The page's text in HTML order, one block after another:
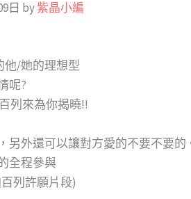
日 by紫晶小編
他/她的理想型
呢?
列來為你揭曉!!
另外還可以讓對方愛的不要不要的
全程參與
列許願片段)